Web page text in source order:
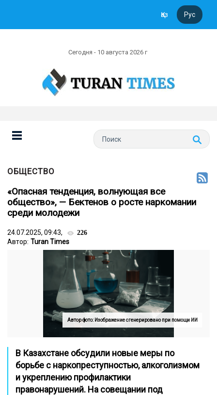
Қаз Рус
Сегодня - 10 августа 2026 г
ОБЩЕСТВО
«Опасная тенденция, волнующая все
общество», — Бектенов о росте наркомании
среди молодежи
24.07.2025, 09:43, 226
Автор: Turan Times
Автор фото: Изображение сгенерировано при помощи ИИ
В Казахстане обсудили новые меры по
борьбе с наркопреступностью, алкоголизмом
и укреплению профилактики
правонарушений. На совещании под